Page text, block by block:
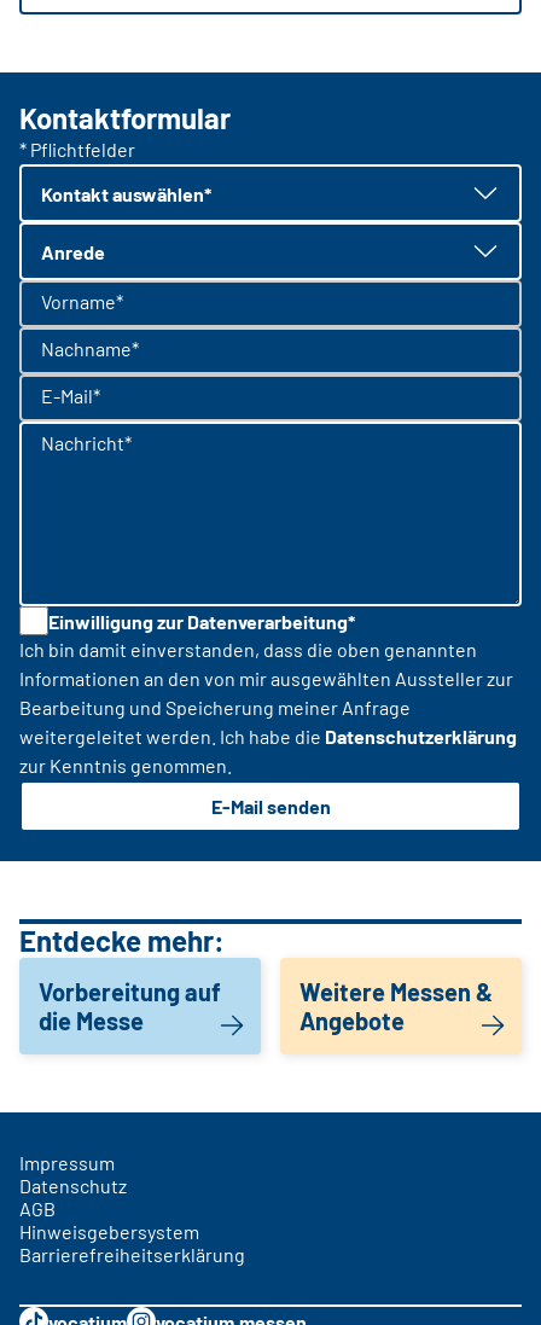
Kontaktformular
* Pflichtfelder
Kontakt auswählen*
Anrede
Vorname*
Nachname*
E-Mail*
Nachricht*
Einwilligung zur Datenverarbeitung*
Ich bin damit einverstanden, dass die oben genannten
Informationen an den von mir ausgewählten Aussteller zur
Bearbeitung und Speicherung meiner Anfrage
weitergeleitet werden. Ich habe die Datenschutzerklärung
zur Kenntnis genommen.
E-Mail senden
Entdecke mehr:
Vorbereitung auf
die Messe
Weitere Messen &
Angebote
Impressum
Datenschutz
AGB
Hinweisgebersystem
Barrierefreiheitserklärung